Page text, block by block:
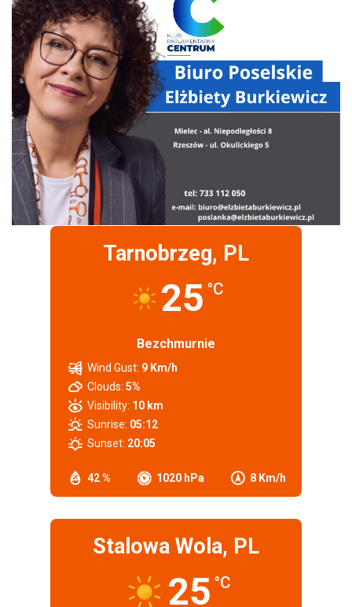
Tarnobrzeg, PL
25 °C
Bezchmurnie
42 % 1020 hPa 8 Km/h
Wind Gust: 9 Km/h
Clouds: 5%
Visibility: 10 km
Sunrise: 05:12
Sunset: 20:05
Stalowa Wola, PL
25 °C